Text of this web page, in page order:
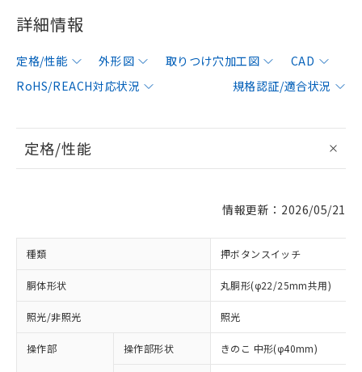
詳細情報
定格/性能 外形図 取りつけ穴加工図
CAD
RoHS/REACH対応状況
規格認証/適合状況
定格/性能
情報更新：2026/05/21
種類 押ボタンスイッチ
胴体形状 丸胴形(φ22/25mm共用)
照光/非照光 照光
操作部 操作部形状 きのこ 中形(φ40mm)